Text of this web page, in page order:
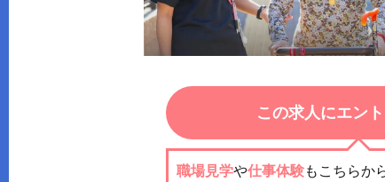
この求人にエン
職場見学や仕事体験もこちらか